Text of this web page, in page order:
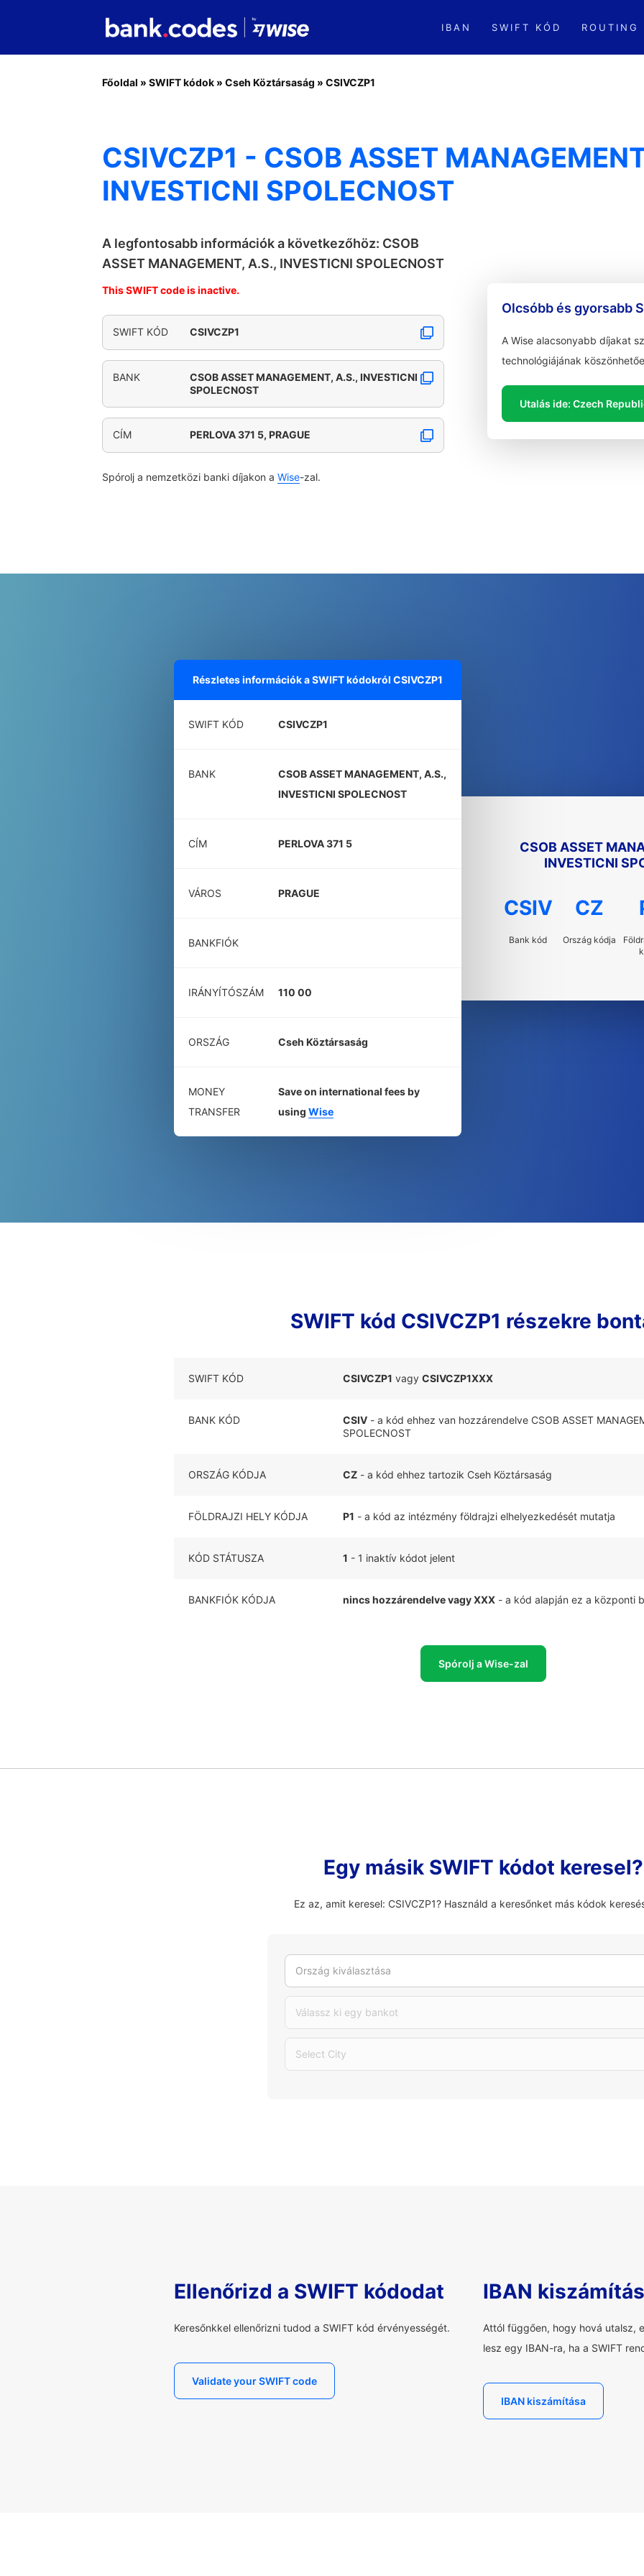
IBAN SWIFT KÓD ROUTING
Főoldal » SWIFT kódok » Cseh Köztársaság » CSIVCZP1
CSIVCZP1 - CSOB ASSET
INVESTICNI SPOLECNOST
A legfontosabb információk a következőhöz: CSOB
ASSET MANAGEMENT, A.S., INVESTICNI SPOLECNOST
This SWIFT code is inactive.
SWIFT KÓD CSIVCZP1
BANK
CSOB ASSET MANAGEMENT, A.S., INVESTICNI
SPOLECNOST
CÍM PERLOVA 371 5, PRAGUE
Spórolj a nemzetközi banki díjakon a Wise-zal.
Olcsóbb és gyorsabb
A Wise alacsonyabb díjakat
technológiájának
Utalás ide: Czech
Részletes információk a SWIFT kódokról CSIVCZP1
SWIFT KÓD CSIVCZP1
BANK
CSOB ASSET MANAGEMENT, A.S.,
INVESTICNI SPOLECNOST
CÍM PERLOVA 371 5
VÁROS PRAGUE
BANKFIÓK
IRÁNYÍTÓSZÁM 110 00
ORSZÁG Cseh Köztársaság
MONEY
TRANSFER
Save on international fees by
using Wise
CSOB ASSET
INVESTICNI
CSIV
Bank kód
CZ
Ország kódja
SWIFT kód CSIVCZP1 részekre
SWIFT KÓD CSIVCZP1 vagy CSIVCZP1XXX
BANK KÓD CSIV - a kód ehhez van hozzárendelve CSOB ASSET
SPOLECNOST
ORSZÁG KÓDJA CZ - a kód ehhez tartozik Cseh Köztársaság
FÖLDRAJZI HELY KÓDJA P1 - a kód az intézmény földrajzi elhelyezkedését mutatja
KÓD STÁTUSZA 1 - 1 inaktív kódot jelent
BANKFIÓK KÓDJA nincs hozzárendelve vagy XXX - a kód alapján ez a központi
Spórolj a Wise-zal
Egy másik SWIFT kódot keresel?
Ez az, amit keresel: CSIVCZP1? Használd a keresőnket más kódok
Ország kiválasztása
Válassz ki egy bankot
Select City
Ellenőrizd a SWIFT kódodat
Keresőnkkel ellenőrizni tudod a SWIFT kód érvényességét.
Validate your SWIFT code
IBAN
Attól függően, hogy hová utalsz,
lesz egy IBAN-ra, ha a SWIFT
IBAN kiszámítása